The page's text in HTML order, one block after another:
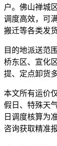
户。佛山禅城
调度高效，可
搬迁等各类发
目的地派送范
桥东区、宣化
提、定点卸货
本文所有运价
假日、特殊天
日调度核算为
咨询获取精准